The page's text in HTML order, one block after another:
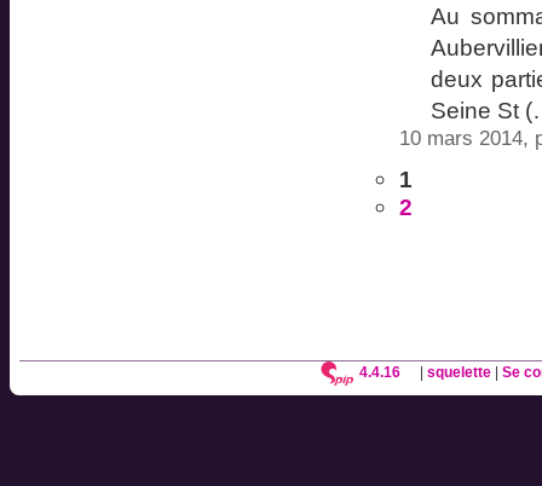
Au
deux
Seine St
10 mars 2014,
1
2
4.4.16 |squelette |Se